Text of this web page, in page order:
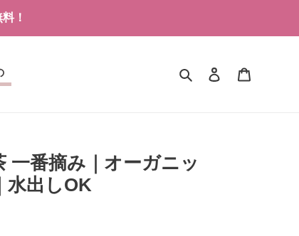
！
検索 ログイン
一番摘み｜オーガニッ
水出しOK